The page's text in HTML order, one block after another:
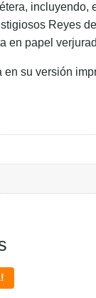
Reyes
en papel
su versión